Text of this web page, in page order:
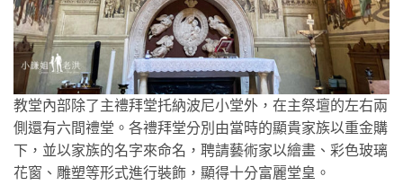
教堂內部除了主禮拜堂托納波尼小堂外，在主祭壇的左右兩
側還有六間禮堂。各禮拜堂分別由當時的顯貴家族以重金購
下，並以家族的名字來命名，聘請藝術家以繪畫、彩色玻璃
花窗、雕塑等形式進行裝飾，顯得十分富麗堂皇。